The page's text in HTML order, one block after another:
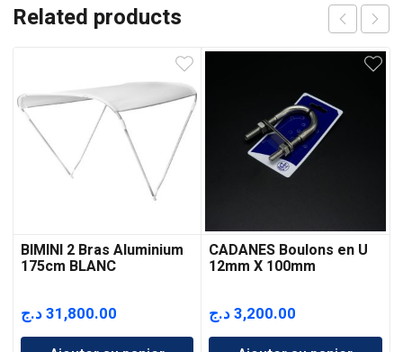
Related products
BIMINI 2 Bras Aluminium
175cm BLANC
31,800.00د.ج
CADANES Boulons en U
12mm X 100mm
3,200.00د.ج